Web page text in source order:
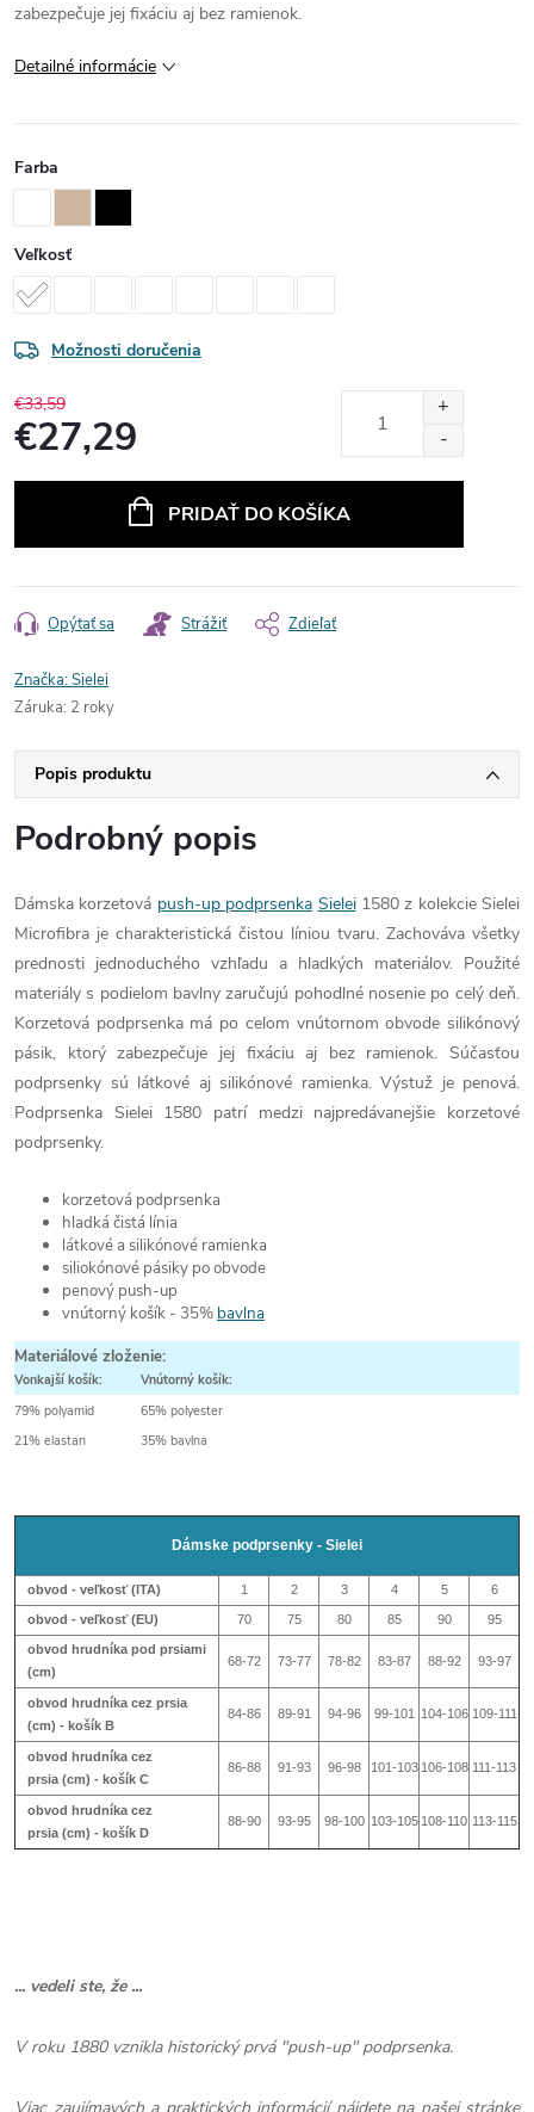
zabezpečuje jej fixáciu aj bez ramienok.
Detailné informácie
Farba
Veľkosť
Možnosti doručenia
€33,59
€27,29
PRIDAŤ DO KOŠÍKA
Opýtať sa Strážiť Zdieľať
Značka:Sielei
Záruka: 2 roky
Popis produktu
Podrobný popis
Dámska korzetová push-up podprsenka Sielei1580 z kolekcie Sielei
Microfibra je charakteristická čistou líniou tvaru. Zachováva všetky
prednosti jednoduchého vzhľadu a hladkých materiálov. Použité
materiály s podielom bavlny zaručujú pohodlné nosenie po celý deň.
Korzetová podprsenka má po celom vnútornom obvode silikónový
pásik, ktorý zabezpečuje jej fixáciu aj bez ramienok. Súčasťou
podprsenky sú látkové aj silikónové ramienka. Výstuž je penová.
Podprsenka Sielei 1580 patrí medzi najpredávanejšie korzetové
podprsenky.
korzetová podprsenka
hladká čistá línia
látkové a silikónové ramienka
siliokónové pásiky po obvode
penový push-up
vnútorný košík - 35% bavlna
Materiálové zloženie:
Vonkajší košík:
Vnútorný košík:
79% polyamid
21% elastan
65% polyester
35% bavlna
Dámske podprsenky - Sielei
obvod - veľkosť (ITA) 1 2 3 4 5 6
obvod - veľkosť (EU) 70 75 80 85 90 95
obvod hrudníka pod prsiami
(cm)
68-72 73-77 78-82 83-87 88-92 93-97
obvod hrudníka cez prsia
(cm) - košík B
84-86 89-91 94-96 99-101 104-106 109-111
obvod hrudníka cez
prsia (cm) - košík C
86-88 91-93 96-98 101-103 106-108 111-113
obvod hrudníka cez
prsia (cm) - košík D
88-90 93-95 98-100 103-105 108-110 113-115
... vedeli ste, že ...
V roku 1880 vznikla historický prvá "push-up" podprsenka.
Viac zaujímavých a praktických informácií nájdete na našej stránke